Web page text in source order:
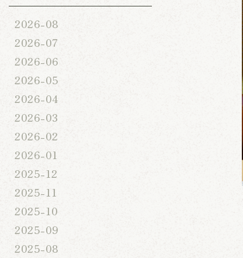
2026-08
2026-07
2026-06
2026-05
2026-04
2026-03
2026-02
2026-01
2025-12
2025-11
2025-10
2025-09
2025-08